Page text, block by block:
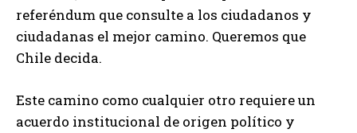
referéndum que consulte a los ciudadanos y
ciudadanas el mejor camino. Queremos que
Chile decida.
Este camino como cualquier otro requiere un
acuerdo institucional de origen político y